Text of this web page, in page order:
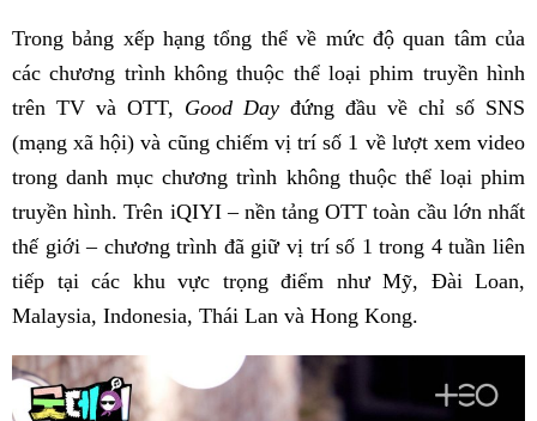
Trong bảng xếp hạng tổng thể về mức độ quan tâm của
các chương trình không thuộc thể loại phim truyền hình
trên TV và OTT, Good Day đứng đầu về chỉ số SNS
(mạng xã hội) và cũng chiếm vị trí số 1 về lượt xem video
trong danh mục chương trình không thuộc thể loại phim
truyền hình. Trên iQIYI – nền tảng OTT toàn cầu lớn nhất
thế giới – chương trình đã giữ vị trí số 1 trong 4 tuần liên
tiếp tại các khu vực trọng điểm như Mỹ, Đài Loan,
Malaysia, Indonesia, Thái Lan và Hong Kong.